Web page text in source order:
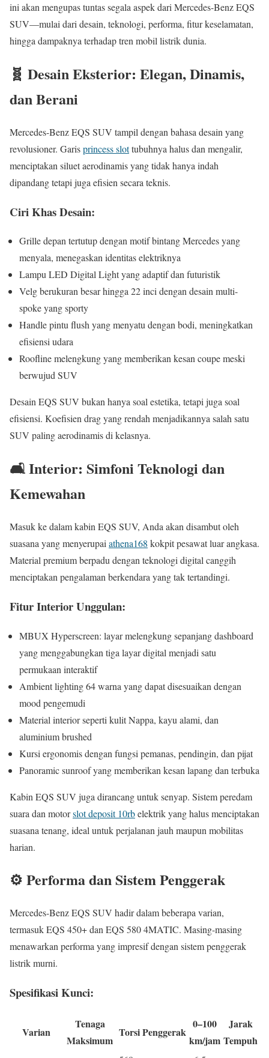
ini akan mengupas tuntas segala aspek dari Mercedes-Benz EQS
SUV—mulai dari desain, teknologi, performa, fitur keselamatan,
hingga dampaknya terhadap tren mobil listrik dunia.
🧬 Desain Eksterior: Elegan, Dinamis,
dan Berani
Mercedes-Benz EQS SUV tampil dengan bahasa desain yang
revolusioner. Garisprincess slottubuhnya halus dan mengalir,
menciptakan siluet aerodinamis yang tidak hanya indah
dipandang tetapi juga efisien secara teknis.
Ciri Khas Desain:
Grille depan tertutup dengan motif bintang Mercedes yang
menyala, menegaskan identitas elektriknya
Lampu LED Digital Light yang adaptif dan futuristik
Velg berukuran besar hingga 22 inci dengan desain multi-
spoke yang sporty
Handle pintu flush yang menyatu dengan bodi, meningkatkan
efisiensi udara
Roofline melengkung yang memberikan kesan coupe meski
berwujud SUV
Desain EQS SUV bukan hanya soal estetika, tetapi juga soal
efisiensi. Koefisien drag yang rendah menjadikannya salah satu
SUV paling aerodinamis di kelasnya.
🛋️ Interior: Simfoni Teknologi dan
Kemewahan
Masuk ke dalam kabin EQS SUV, Anda akan disambut oleh
suasana yang menyerupai athena168 kokpit pesawat luar angkasa.
Material premium berpadu dengan teknologi digital canggih
menciptakan pengalaman berkendara yang tak tertandingi.
Fitur Interior Unggulan:
MBUX Hyperscreen: layar melengkung sepanjang dashboard
yang menggabungkan tiga layar digital menjadi satu
permukaan interaktif
Ambient lighting 64 warna yang dapat disesuaikan dengan
mood pengemudi
Material interior seperti kulit Nappa, kayu alami, dan
aluminium brushed
Kursi ergonomis dengan fungsi pemanas, pendingin, dan pijat
Panoramic sunroof yang memberikan kesan lapang dan terbuka
Kabin EQS SUV juga dirancang untuk senyap. Sistem peredam
suara dan motorslot deposit 10rbelektrik yang halus menciptakan
suasana tenang, ideal untuk perjalanan jauh maupun mobilitas
harian.
⚙️ Performa dan Sistem Penggerak
Mercedes-Benz EQS SUV hadir dalam beberapa varian,
termasuk EQS 450+ dan EQS 580 4MATIC. Masing-masing
menawarkan performa yang impresif dengan sistem penggerak
listrik murni.
Spesifikasi Kunci:
Varian
Tenaga
Maksimum
TorsiPenggerak
0–100
km/jam
Jarak
Tempuh